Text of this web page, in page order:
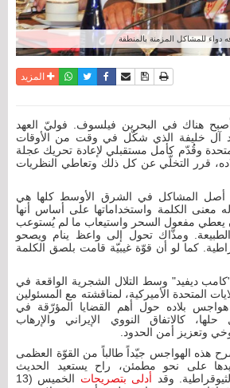
دواء للمشاكل المزمنة بالمنطقة
نسخة للطباعة
حفظ الموضوع
أرسل الى صديق
فيسبوكتويترواتسابالمزيد
هناك في البحرين فيلسوف. فوليّ العهد
آل خليفة الذي شكّل في وقت من الأوقات
وقُدّم كأمل مستقبلي لإعادة تحريك عجلة
قرر التخلّي عن كل ذلك وتعاطي النظريات
أصل المشاكل في الشرق الأوسط كلها هي
معنى الكلمة واستخداماتها على أساس أنها
يعطي مفعول السحر واستيعاب ما لم يُستوعب
ومذّاك تحول إلى واعظ ينام ويصحو
كما لو أن قوّة غيبيّة قامت بلصق الكلمة
ديفيد" وسط التلال الشجرية الواقعة في
المتحدة الأميركية، لمناقشته مع المسئولين
هواجس بلاده حول أهم القضايا المؤرّقة في
كالاتفاق النووي الإيراني والإرهاب
وتعزيز أمن الحدود.
هذه الهواجس جيّداً طالباً من القوّة العظمى
على نحو مطمئن، راح يستعيد الحديث
وقد أدلى بتصريحات
الخميس (13